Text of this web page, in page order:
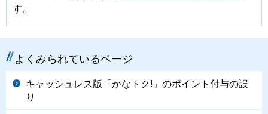
す。
よくみられているページ
キャッシュレス版「かなトク!」のポイント付与の誤
り